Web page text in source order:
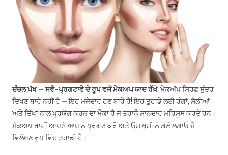
ਚੰਚਲ ਪੱਖ– ਸਵੈ-ਪ੍ਰਗਟਾਵੇ ਦੇ ਰੂਪ ਵਜੋਂ ਮੇਕਅਪ ਯਾਦ ਰੱਖੋ, ਮੇਕਅੱਪ ਸਿਰਫ਼ ਸੁੰਦਰ
ਦਿਖਣ ਬਾਰੇ ਨਹੀਂ ਹੈ – ਇਹ ਮਜ਼ੇਦਾਰ ਹੋਣ ਬਾਰੇ ਹੈ! ਇਹ ਤੁਹਾਡੇ ਲਈ ਰੰਗਾਂ, ਸ਼ੈਲੀਆਂ
ਅਤੇ ਦਿੱਖਾਂ ਨਾਲ ਪ੍ਰਯੋਗ ਕਰਨ ਦਾ ਮੌਕਾ ਹੈ ਜੋ ਤੁਹਾਨੂੰ ਸ਼ਾਨਦਾਰ ਮਹਿਸੂਸ ਕਰਦੇ ਹਨ।
ਮੇਕਅਪ ਰਾਹੀਂ ਆਪਣੇ ਆਪ ਨੂੰ ਪ੍ਰਗਟ ਕਰੋ ਅਤੇ ਉਸ ਖੁਸ਼ੀ ਨੂੰ ਗਲੇ ਲਗਾਓ ਜੋ
ਵਿਲੱਖਣ ਰੂਪ ਵਿੱਚ ਤੁਹਾਡੀ ਹੈ।